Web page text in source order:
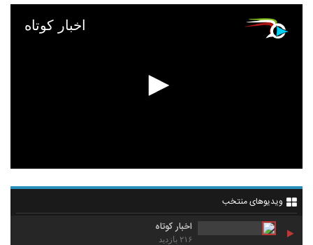
اخبار کوتاه
ویدیوهای منتخب
اخبار کوتاه
۲۱۶ بازدید